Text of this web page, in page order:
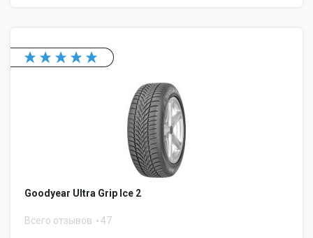
Goodyear Ultra Grip Ice 2
Всего отзывов 47